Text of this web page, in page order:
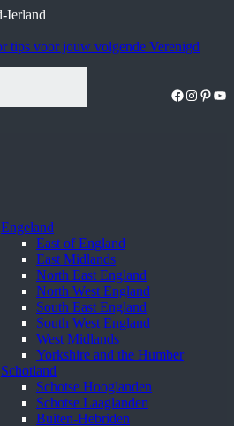
Facebook
Engeland
East of England
East Midlands
North East England
North West England
South East England
South West England
West Midlands
Yorkshire and the Humber
Schotland
Schotse Hooglanden
Schotse Laaglanden
Buiten-Hebriden